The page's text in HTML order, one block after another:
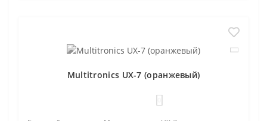
Multitronics UX-7 (оранжевый)